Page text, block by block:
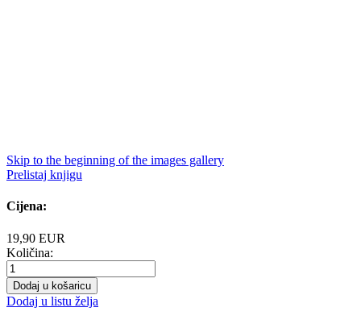
Skip to the beginning of the images gallery
Prelistaj knjigu
Cijena:
19,90 EUR
Količina:
Dodaj u košaricu
Dodaj u listu želja